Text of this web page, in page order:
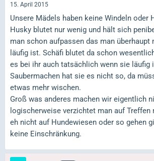
15. April 2015
Unsere Mädels haben keine Windeln oder
Husky blutet nur wenig und hält sich
man schon aufpassen das man überhaupt
läufig ist. Schäfi blutet da schon
es bei ihr auch tatsächlich wenn sie läufig
Saubermachen hat sie es nicht so, da
etwas mehr wischen.
Groß was anderes machen wir eigentlich
logischerweise verzichtet man auf Treffen
eh nicht auf Hundewiesen oder so gehen
keine Einschränkung.